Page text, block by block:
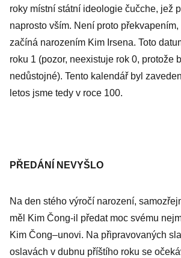
roky místní státní ideologie čučche, jež
naprosto vším. Není proto
začíná narozením Kim Irsena. Toto
roku 1 (pozor, neexistuje rok 0, protože
nedůstojné). Tento kalendář byl
letos jsme tedy v roce 100.
PŘEDÁNÍ NEVYŠLO
Na den stého výročí narození,
měl Kim Čong-il předat moc svému
Kim Čong–unovi. Na připravovaných
oslavách v dubnu příštího roku se